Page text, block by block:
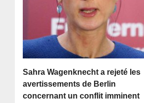
Sahra Wagenknecht a rejeté les
avertissements de Berlin
concernant un conflit imminent